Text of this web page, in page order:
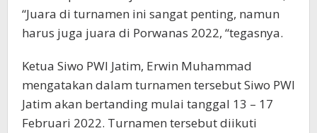
“Juara di turnamen ini sangat penting, namun
harus juga juara di Porwanas 2022, “tegasnya.
Ketua Siwo PWI Jatim, Erwin Muhammad
mengatakan dalam turnamen tersebut Siwo PWI
Jatim akan bertanding mulai tanggal 13 – 17
Februari 2022. Turnamen tersebut diikuti